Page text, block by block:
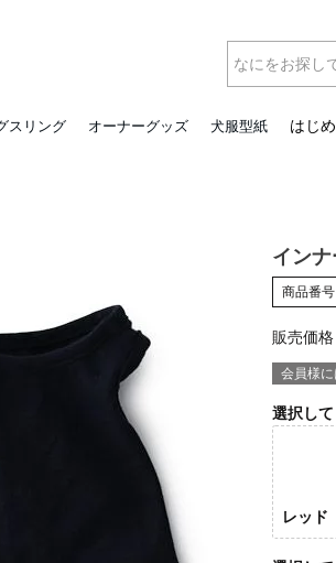
スリング オーナーグッズ 犬服型紙 はじ
イン
商品番号
販売価格
会員様に
選択し
レッド